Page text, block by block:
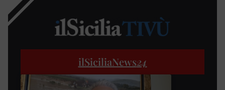
ilSiciliaNews24